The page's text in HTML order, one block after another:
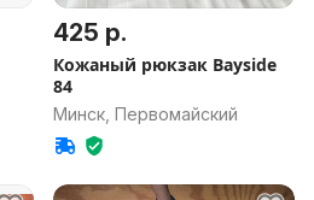
425 р.
Кожаный рюкзак Bayside
84
Минск, Первомайский